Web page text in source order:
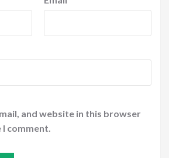
and website in this browser
comment.